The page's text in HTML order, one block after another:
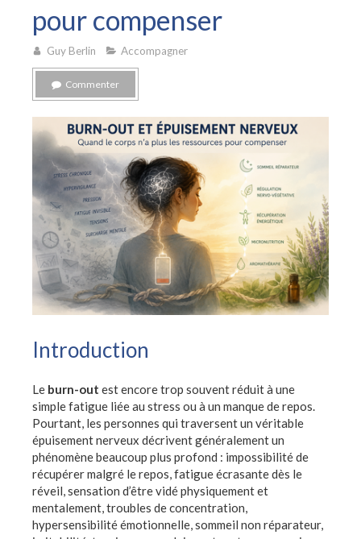
pour compenser
Guy Berlin Accompagner
Commenter
Introduction
Le burn-out est encore trop souvent réduit à une
simple fatigue liée au stress ou à un manque de repos.
Pourtant, les personnes qui traversent un véritable
épuisement nerveux décrivent généralement un
phénomène beaucoup plus profond : impossibilité de
récupérer malgré le repos, fatigue écrasante dès le
réveil, sensation d’être vidé physiquement et
mentalement, troubles de concentration,
hypersensibilité émotionnelle, sommeil non réparateur,